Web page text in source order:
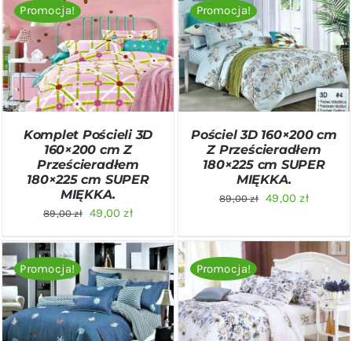
Promocja!
DODAJ DO KOSZYKA
/
SZCZEGÓŁY
Komplet Pościeli 3D
160×200 cm Z
Prześcieradłem
180×225 cm SUPER
MIĘKKA.
89,00zł
Pierwotna
wynosiła:
89,00 zł.
49,00złAktualna
wynosi:
49,00 zł.
Promocja!
DODAJ DO KOSZYKA
SZCZEGÓŁY
Pościel 3D 160×200 cm
Z Prześcieradłem
180×225 cm SUPER
MIĘKKA.
89,00zł
Pierwotna
wynosiła:
89,00 zł.
49,00zł
wynosi:
49,00
Promocja!
DODAJ DO KOSZYKA
/
SZCZEGÓŁY
Promocja!
DODAJ DO KOSZYKA
/
SZCZEGÓŁY